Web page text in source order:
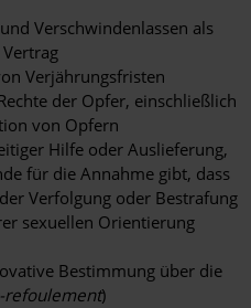
Verschwindenlassen als
Verjährungsfristen
der Opfer, einschließlich
von Opfern
Hilfe oder Auslieferung,
für die Annahme gibt, dass
Verfolgung oder Bestrafung
sexuellen Orientierung
Bestimmung über die
refoulement)